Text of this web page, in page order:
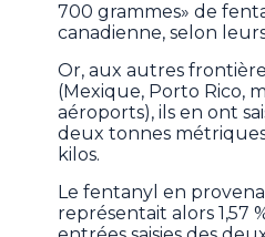
700 grammes» de
canadienne, selon
Or, aux autres
(Mexique, Porto Rico,
aéroports), ils en ont
deux tonnes
kilos.
Le fentanyl en
représentait alors 1,57